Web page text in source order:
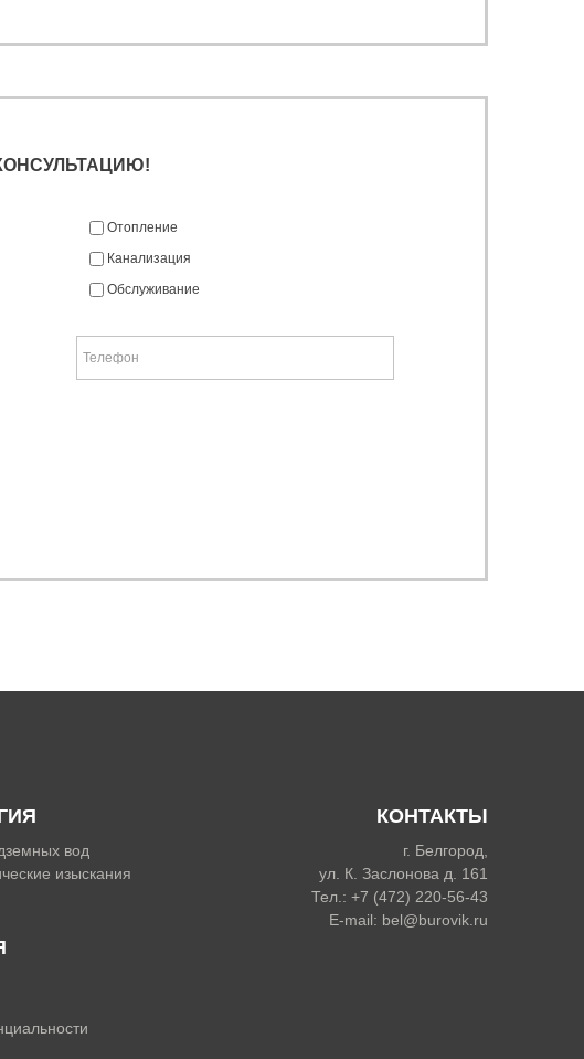
Отопление
Канализация
Обслуживание
вод
изыскания
КОНТАКТЫ
г. Белгород,
ул. К. Заслонова д. 161
Тел.: +7 (472) 220-56-43
E-mail: bel@burovik.ru